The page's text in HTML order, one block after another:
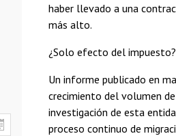
haber llevado a una
más alto.
¿Solo efecto del impuesto?
Un informe publicado en
crecimiento del volumen
investigación de esta
proceso continuo de